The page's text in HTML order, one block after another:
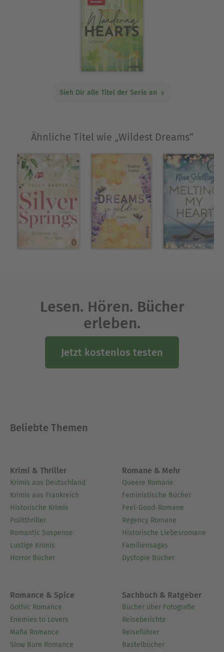
Sieh Dir alle Titel der Serie an
Ähnliche Titel wie „Wildest Dreams“
Lesen. Hören. Bücher
erleben.
Jetzt kostenlos testen
Beliebte Themen
Krimi & Thriller
Krimis aus Deutschland
Krimis aus Frankreich
Historische Krimis
Politthriller
Romantic Suspense
Lustige Krimis
Horror Bücher
Romane & Mehr
Queere Romane
Feministische Bücher
Feel-Good-Romane
Regency Romane
Historische Liebesromane
Familiensagas
Dystopie Bücher
Romance & Spice
Gothic Romance
Enemies to Lovers
Mafia Romance
Slow Burn Romance
Sachbuch & Ratgeber
Bücher über Fotografie
Reiseberichte
Reiseführer
Bastelbücher